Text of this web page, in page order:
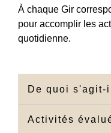
À chaque Gir
pour accomplir les
quotidienne.
De quoi s'agit-
Activités